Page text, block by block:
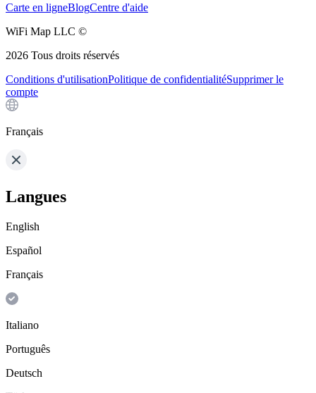
Carte en ligneBlogCentre d'aide
WiFi Map LLC ©
2026 Tous droits réservés
Conditions d'utilisationPolitique de confidentialitéSupprimer le
compte
Français
Langues
English
Español
Français
Italiano
Português
Deutsch